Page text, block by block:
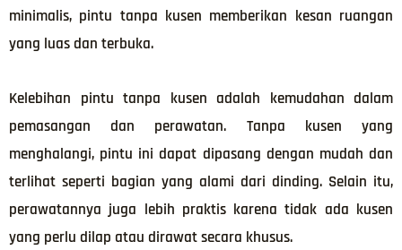
minimalis, pintu tanpa kusen memberikan kesan ruangan
yang luas dan terbuka.
Kelebihan pintu tanpa kusen adalah kemudahan dalam
pemasangan dan perawatan. Tanpa kusen yang
menghalangi, pintu ini dapat dipasang dengan mudah dan
terlihat seperti bagian yang alami dari dinding. Selain itu,
perawatannya juga lebih praktis karena tidak ada kusen
yang perlu dilap atau dirawat secara khusus.